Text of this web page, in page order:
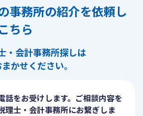
事務所の紹介を依頼し
ちら
・会計事務所探しは
かせください。
話をお受けします。ご相談内容を
理士・会計事務所にお繋ぎしま